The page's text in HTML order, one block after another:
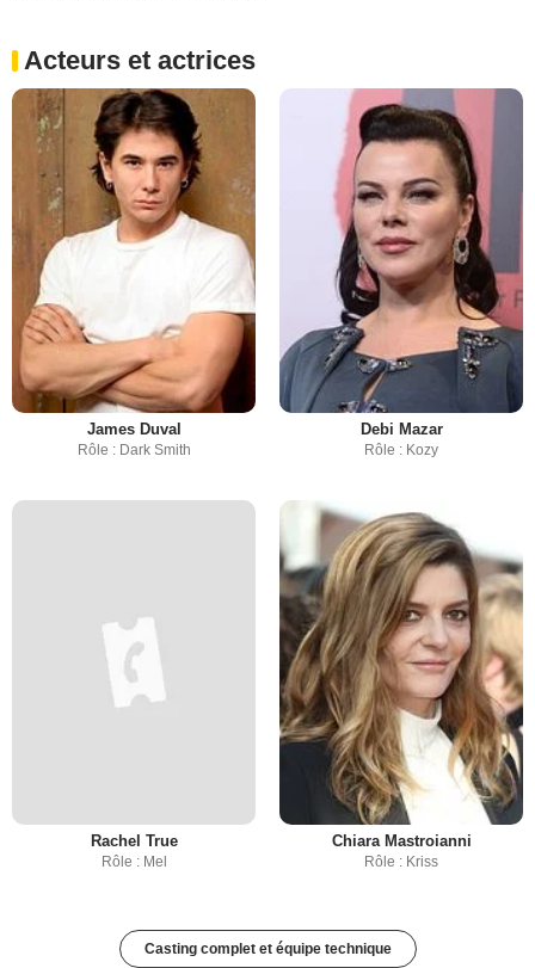
Acteurs et actrices
James Duval
Rôle : Dark Smith
Debi Mazar
Rôle : Kozy
Rachel True
Rôle : Mel
Chiara Mastroianni
Rôle : Kriss
Casting complet et équipe technique